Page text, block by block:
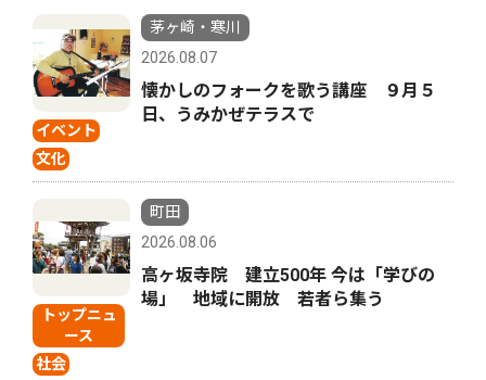
イベント
文化
茅ヶ崎・寒川
2026.08.07
懐かしのフォークを歌う講座 ９月５
日、うみかぜテラスで
トップニュ
ース
社会
町田
2026.08.06
高ヶ坂寺院 建立500年 今は「学びの
場」 地域に開放 若者ら集う